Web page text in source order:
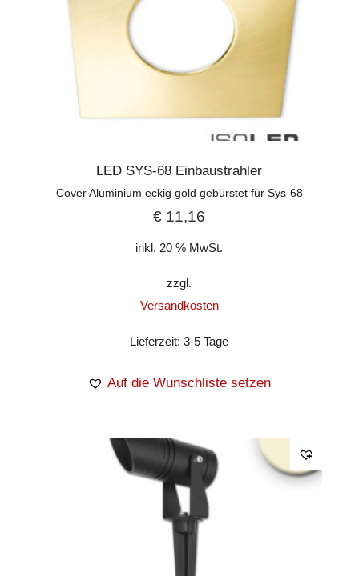
LED SYS-68 Einbaustrahler
Cover Aluminium eckig gold gebürstet für Sys-68
€ 11,16
inkl. 20 % MwSt.
zzgl.
Versandkosten
Lieferzeit:3-5 Tage
Auf die Wunschliste setzen